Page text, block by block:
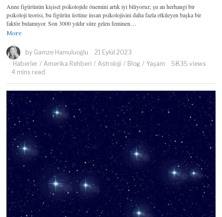
Anne figürünün kişisel psikolojide önemini artık iyi biliyoruz; şu an herhangi bir
psikoloji teorisi, bu figürün üstüne insan psikolojisini daha fazla etkileyen başka bir
faktör bulamıyor. Son 3000 yıldır süre gelen feminen…
More
by Gamze Hamuluoğlu
21 Eylül 2023
Haberler / Amerika Rehberi / Astroloji / Blog / Yaşam
5835 views
4 mins read